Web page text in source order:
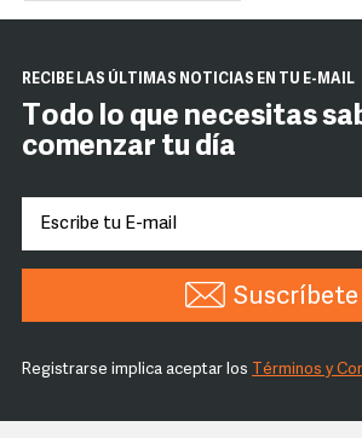
RECIBE LAS ÚLTIMAS NOTICIAS EN TU E-MAIL
Todo lo que necesitas
comenzar tu día
Suscríbete
Registrarse implica aceptar los Términos y